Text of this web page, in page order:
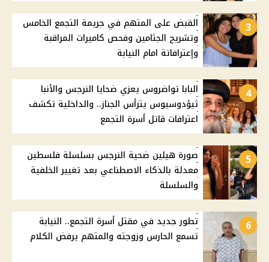
3
القبض على المتهم في جريمة التجمع الخامس
وتشريح الجثامين وفحص كاميرات المراقبة
وإعترافاتة امام النيابة
4
البابا تواضروس يعزي ضحايا النرجس والأنبا
ثيؤدوسيوس يترأس الجناز.. والداخلية تكشف
اعترافات قاتل أسرة التجمع
5
صورة هيلين ضحية النرجس بسلسلة فلسطين
معدلة بالذكاء الاصطناعي بعد تغيير الخلفية
والسلسلة
6
تطور جديد في مقتل أسرة التجمع.. النيابة
تسمع الحارس وزوجته والمتهم يرفض الكلام